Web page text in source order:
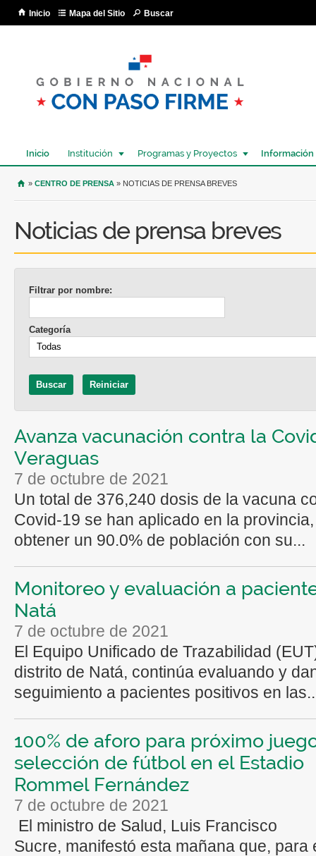
Inicio Mapa del Sitio Buscar
Inicio Institución Programas y Proyectos Información
USTED SE ENCUENTRA AQUÍ
» CENTRO DE PRENSA » NOTICIAS DE PRENSA BREVES
Noticias de prensa breves
Filtrar por nombre:
Categoría
Avanza vacunación contra la
Veraguas
7 de octubre de 2021
Un total de 376,240 dosis de la vacuna
Covid-19 se han aplicado en la
obtener un 90.0% de población con su...
Monitoreo y evaluación a
Natá
7 de octubre de 2021
El Equipo Unificado de Trazabilidad
distrito de Natá, continúa evaluando y
seguimiento a pacientes positivos en
100% de aforo para próximo
selección de fútbol en el Estadio
Rommel Fernández
7 de octubre de 2021
El ministro de Salud, Luis Francisco
Sucre, manifestó esta mañana que, para